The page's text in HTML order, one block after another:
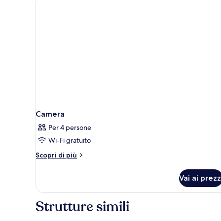
Camera
Per 4 persone
Wi-Fi gratuito
Scopri di più
Altri
Vai ai
Strutture simili